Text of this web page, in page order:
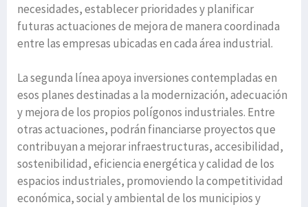
necesidades, establecer prioridades y planificar
futuras actuaciones de mejora de manera coordinada
entre las empresas ubicadas en cada área industrial.
La segunda línea apoya inversiones contempladas en
esos planes destinadas a la modernización, adecuación
y mejora de los propios polígonos industriales. Entre
otras actuaciones, podrán financiarse proyectos que
contribuyan a mejorar infraestructuras, accesibilidad,
sostenibilidad, eficiencia energética y calidad de los
espacios industriales, promoviendo la competitividad
económica, social y ambiental de los municipios y